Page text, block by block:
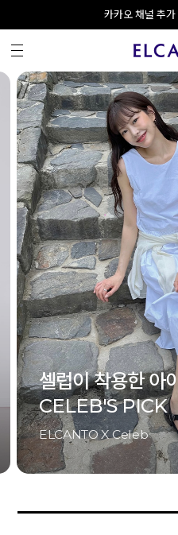
오전 10시 이전 결
회원가입 시 최
카카오 채널 추